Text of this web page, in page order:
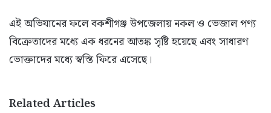
এই অভিযানের ফলে বকশীগঞ্জ উপজেলায় নকল ও ভেজাল পণ্য
বিক্রেতাদের মধ্যে এক ধরনের আতঙ্ক সৃষ্টি হয়েছে এবং সাধারণ
ভোক্তাদের মধ্যে স্বস্তি ফিরে এসেছে।
Related Articles